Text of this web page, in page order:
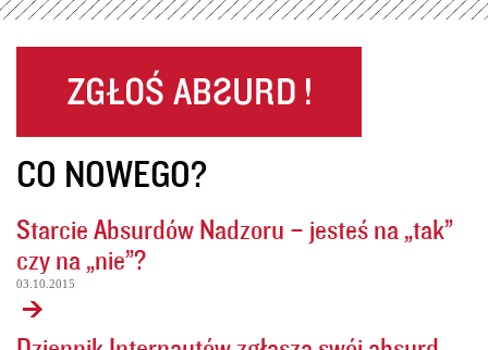
CO NOWEGO?
Starcie Absurdów Nadzoru – jesteś na „tak”
czy na „nie”?
03.10.2015